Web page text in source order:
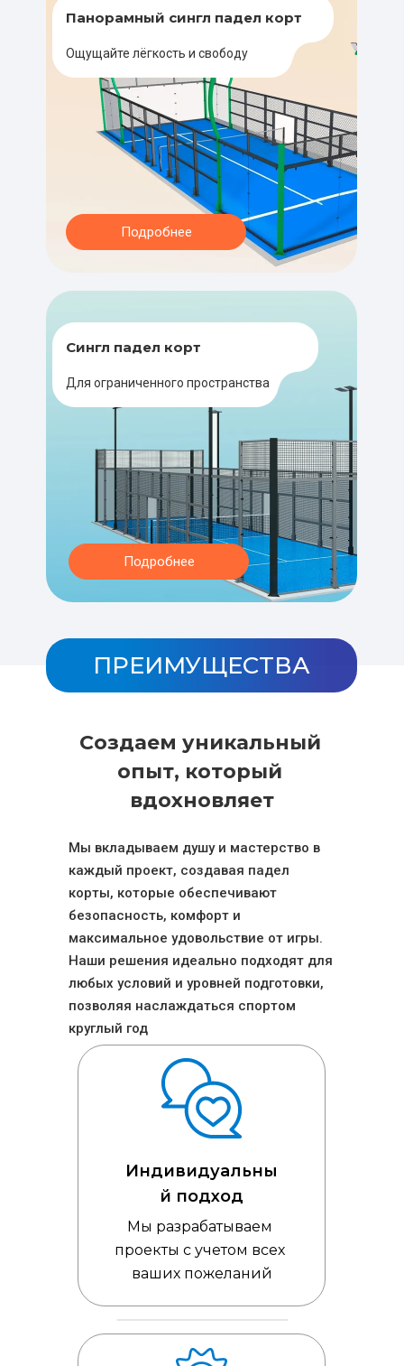
Подробнее
Ощущайте лёгкость и свободу
Панорамный сингл падел корт
Подробнее
Для ограниченного пространства
Сингл падел корт
Мы вкладываем душу и мастерство в
каждый проект, создавая падел
корты, которые обеспечивают
безопасность, комфорт и
максимальное удовольствие от игры.
Наши решения идеально подходят для
любых условий и уровней подготовки,
позволяя наслаждаться спортом
круглый год
Создаем уникальный
опыт, который
вдохновляет
Мы разрабатываем
проекты с учетом всех
ваших пожеланий
Индивидуальны
й подход
ПРЕИМУЩЕСТВА